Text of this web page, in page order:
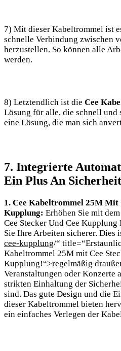
7) Mit dieser Kabeltrommel ist
schnelle Verbindung zwischen
herzustellen. So können alle
werden.
8) Letztendlich ist die Cee
Lösung für alle, die schnell und
eine Lösung, die man sich
7. Integrierte
Ein Plus An Sicherheit
1. Cee Kabeltrommel 25M Mit
Kupplung: Erhöhen Sie mit
Cee Stecker Und Cee
Sie Ihre Arbeiten sicherer. Dies
cee-kupplung/“
Kabeltrommel 25M mit Cee
Kupplung!“>regelmäßig
Veranstaltungen oder Konzerte
strikten Einhaltung der
sind. Das gute Design und die
dieser Kabeltrommel bieten
ein einfaches Verlegen der